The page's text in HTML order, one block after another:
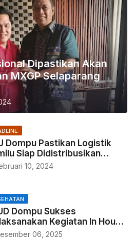
Dipastikan Akan
MXGP Selaparang
Dompu Pastikan Logistik
Siap Didistribusikan
Waktu
10, 2024
Dompu Sukses
Kegiatan In House
Petugas
06, 2025